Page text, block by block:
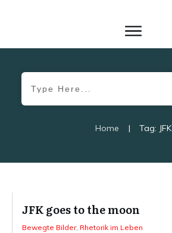
Home | Tag: JFK
JFK goes to the moon
Bewegte Bilder, Rhetorik im Leben